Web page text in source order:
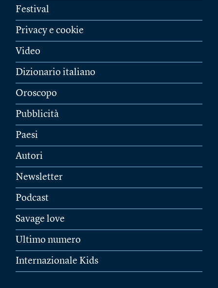
Festival
Privacy e cookie
Video
Dizionario italiano
Oroscopo
Pubblicità
Paesi
Autori
Newsletter
Podcast
Savage love
Ultimo numero
Internazionale Kids